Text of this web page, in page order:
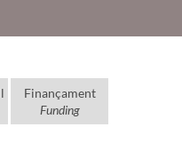
Finançament
Funding